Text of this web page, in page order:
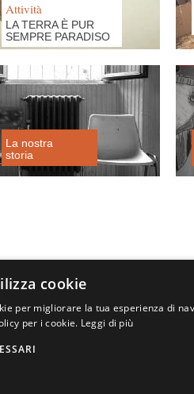
Attività
LA TERRA È PUR
SEMPRE PARADISO
La nostra
storia
cookie
per migliorare la tua esperienza di
per i cookie. Leggi di più